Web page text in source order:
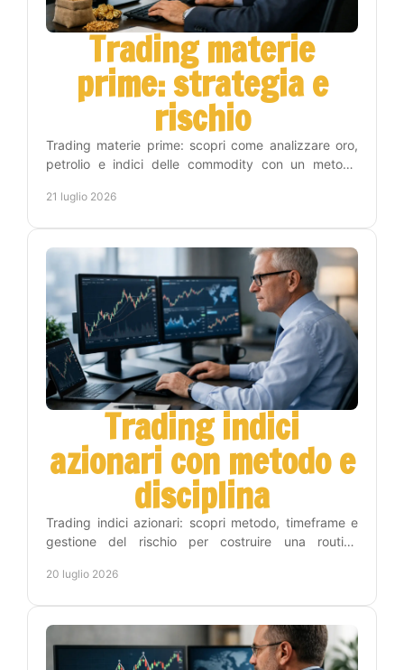
Trading materie
prime: strategia e
rischio
Trading materie prime: scopri come analizzare oro,
petrolio e indici delle commodity con un metodo
21 luglio 2026
Trading indici
azionari con metodo e
disciplina
Trading indici azionari: scopri metodo, timeframe e
gestione del rischio per costruire una routine
20 luglio 2026